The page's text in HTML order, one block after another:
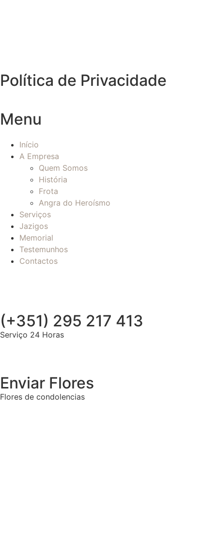
Política de Privacidade
Menu
Início
A Empresa
Quem Somos
História
Frota
Angra do Heroísmo
Serviços
Jazigos
Memorial
Testemunhos
Contactos
(+351) 295 217 413
Serviço 24 Horas
Enviar Flores
Flores de condolencias